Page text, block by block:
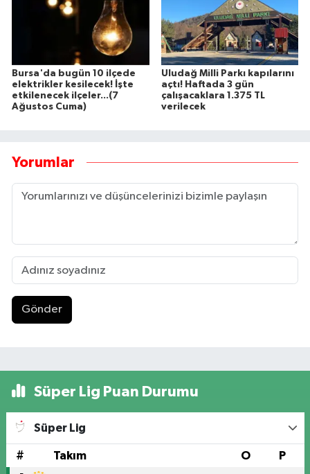
Bursa'da bugün 10 ilçede
elektrikler kesilecek! İşte
etkilenecek ilçeler...(7
Ağustos Cuma)
Uludağ Milli Parkı kapılarını
açtı! Haftada 3 gün
çalışacaklara 1.375 TL
verilecek
Yorumlar
Gönder
Süper Lig Puan Durumu
Süper Lig
# Takım O P